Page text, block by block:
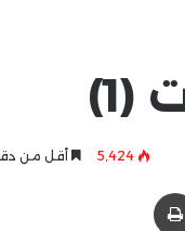
(1)
5٬424 أقل من
البريد